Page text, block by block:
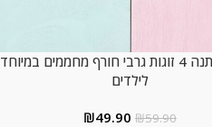
קופסת מתנה 4 זוגות גרבי חורף מחממים במיוחד
לילדים
₪59.90
₪49.90